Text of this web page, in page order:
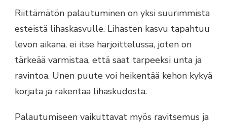
Riittämätön palautuminen on yksi suurimmista
esteistä lihaskasvulle. Lihasten kasvu tapahtuu
levon aikana, ei itse harjoittelussa, joten on
tärkeää varmistaa, että saat tarpeeksi unta ja
ravintoa. Unen puute voi heikentää kehon kykyä
korjata ja rakentaa lihaskudosta.
Palautumiseen vaikuttavat myös ravitsemus ja